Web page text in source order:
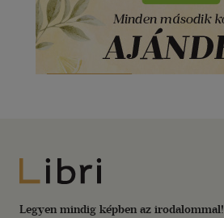
Libri
Legyen mindig képben az irodalommal!